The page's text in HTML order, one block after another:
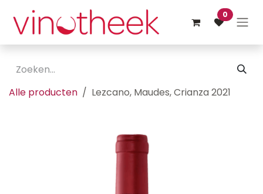
Overslaan naar inhoud
0
Alle producten Lezcano, Maudes, Crianza 2021